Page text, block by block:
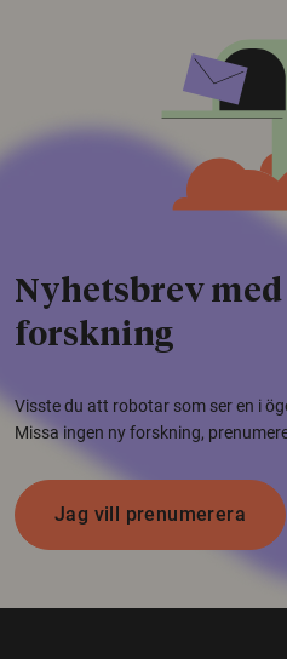
Nyhetsbrev
forskning
Visste du att robotar som ser en i
Missa ingen ny forskning,
Jag vill prenumerera